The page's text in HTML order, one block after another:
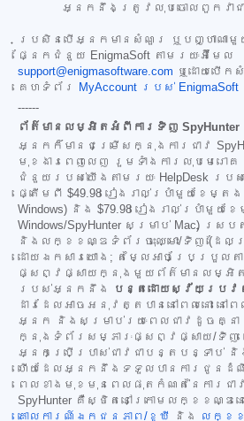
អ្នកនឹងត្រូវលុបចោលពួកវាជ
ប្រសិនបើអ្នកមានសំណួរ ឬបញ្ហាណាមួ
ផ្នែកជំនួយ EnigmaSoft តាមរយៈអ៊ីមែល
support@enigmasoftware.com ឬដោយបើក
គេហទំព័រ
MyAccount របស់ EnigmaSoft
------
ព័ត៌មានលម្អិតអំពីការទិញ SpyHunter
អ្នកក៏មានជម្រើសក្នុងការជាវ
មុខងារពេញលេញ រួមទាំងការលុបមេរោ
ជំនួយរបស់យើងតាមរយៈ HelpDesk រប
ផ្តើមពី $49.98 រៀងរាល់ប្រាំមួយខែម្តង
Windows) និង $79.98 រៀងរាល់ប្រាំមួយខែ
Windows/SpyHunter សម្រាប់ Mac) ស្
និងលក្ខខណ្ឌទំព័រចុះឈ្មោះ/ទិញ (ដែល
ដោយឯកសារយោង; តម្លៃអាចប្រែប្រួលត
ផ្សព្វផ្សាយក្នុងមួយព័ត៌មានលម្អិត
របស់អ្នកនឹង
បន្តដោយស្វ័យប្រវ
ដារដែលអាចអនុវត្តបាននៅពេលនោះ ន
អ្នក និងសម្រាប់រយៈពេលជាវដូចគ្នា
ក្នុងទំព័រសម្ភារៈផ្សព្វផ្សាយ/ទិញ
អ្នកប្រើប្រាស់ជាវជាបន្តបន្ទាប់ និ
ហើយដែលអ្នកនឹងទទួលបានការជូនដំ
ពេលខាងមុខមុនពេលផុតកំណត់នៃការ
SpyHunter គឺស្ថិតនៅក្រោមលក្ខខណ្ឌ
គោលការណ៍ឯកជនភាព/ខូឃី
និង លក្ខខ